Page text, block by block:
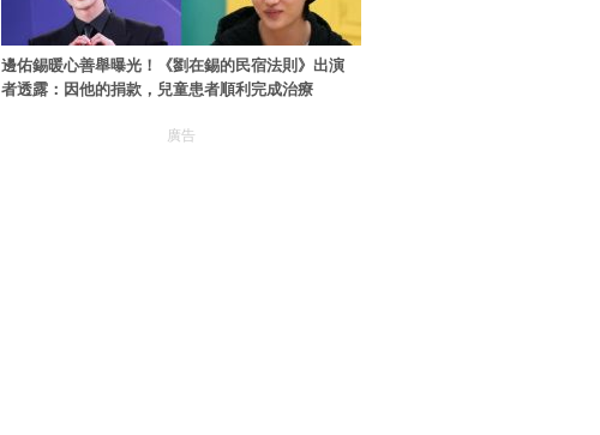
邊佑錫暖心善舉曝光！《劉在錫的民宿法則》出演
者透露：因他的捐款，兒童患者順利完成治療
廣告